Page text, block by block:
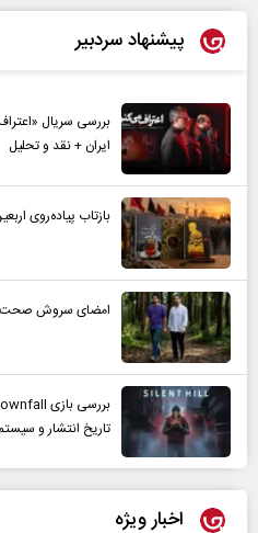
پیشنهاد سردبیر
بررسی سریال
ایران + نقد و تحلیل
بازتاب پیاده‌روی
امضای سروش صحت
تاریخ انتشار و
اخبار ویژه